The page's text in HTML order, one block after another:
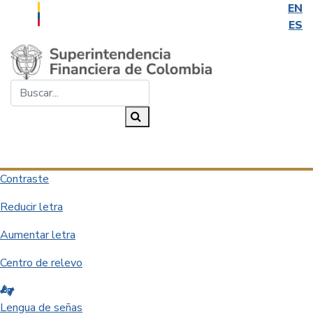
EN
ES
Saltar al contenido principal
Contraste
Reducir letra
Aumentar letra
Centro de relevo
Lengua de señas